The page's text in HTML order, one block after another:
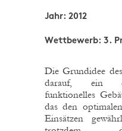
Jahr: 2012
Wettbewerb: 3.
Die Grundidee
darauf, ein
funktionelles
das den
Einsätzen